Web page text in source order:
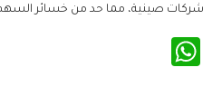
شركات صينية، مما حد من خسائر